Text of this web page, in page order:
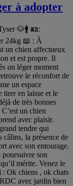
à adopter
🐶🚹 🪪:
24kg 📖 : À
un chien affectueux
et est propre. Il
un léger moment
le réconfort de
un espace
tirer en laisse et le
de très bonnes
un chien
avec plaisir.
tendre qui
câlins, la présence de
avec son entourage.
poursuivre son
mérite. Venez le
: Ok chiens , ok chats
avec jardin bien